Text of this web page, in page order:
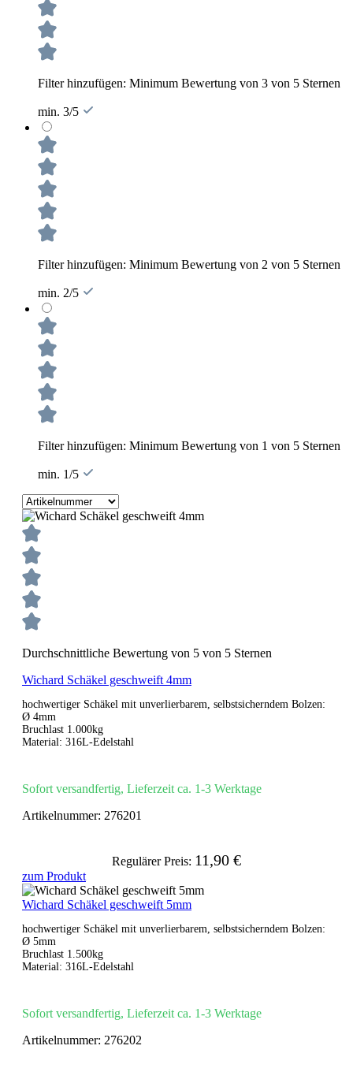
Filter hinzufügen: Minimum Bewertung von 3 von 5 Sternen
min. 3/5
Filter hinzufügen: Minimum Bewertung von 2 von 5 Sternen
min. 2/5
Filter hinzufügen: Minimum Bewertung von 1 von 5 Sternen
min. 1/5
Durchschnittliche Bewertung von 5 von 5 Sternen
Wichard Schäkel geschweift 4mm
hochwertiger Schäkel mit unverlierbarem, selbstsicherndem Bolzen:
Ø 4mm
Bruchlast 1.000kg
Material: 316L-Edelstahl
Sofort versandfertig, Lieferzeit ca. 1-3 Werktage
Artikelnummer: 276201
Regulärer Preis: 11,90 €
zum Produkt
Wichard Schäkel geschweift 5mm
hochwertiger Schäkel mit unverlierbarem, selbstsicherndem Bolzen:
Ø 5mm
Bruchlast 1.500kg
Material: 316L-Edelstahl
Sofort versandfertig, Lieferzeit ca. 1-3 Werktage
Artikelnummer: 276202